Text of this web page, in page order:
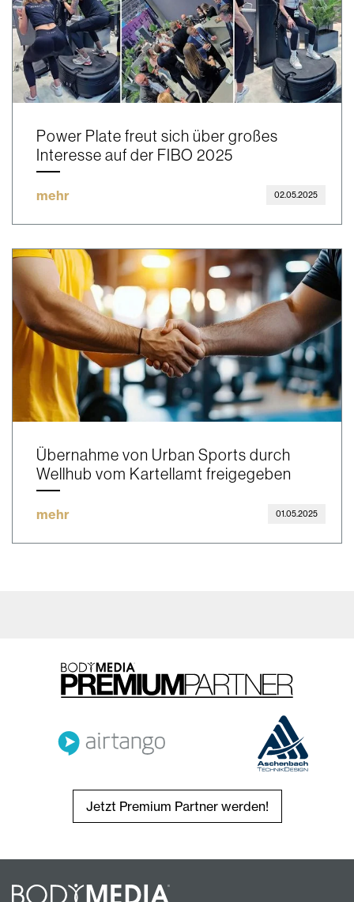
Power Plate freut sich über großes
Interesse auf der FIBO 2025
mehr 02.05.2025
Übernahme von Urban Sports durch
Wellhub vom Kartellamt freigegeben
mehr 01.05.2025
Jetzt Premium Partner werden!